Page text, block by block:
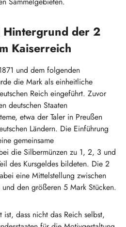
Hintergrund der 2
Kaiserreich
und dem folgenden
die Mark als einheitliche
Reich eingeführt. Zuvor
deutschen Staaten
etwa der Taler in Preußen
Ländern. Die Einführung
gemeinsame
die Silbermünzen zu 1, 2, 3 und
des Kursgeldes bildeten. Die 2
eine Mittelstellung zwischen
den größeren 5 Mark Stücken.
ist, dass nicht das Reich selbst,